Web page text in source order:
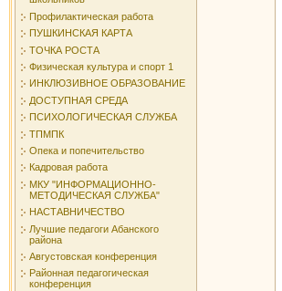
Профилактическая работа
ПУШКИНСКАЯ КАРТА
ТОЧКА РОСТА
Физическая культура и спорт 1
ИНКЛЮЗИВНОЕ ОБРАЗОВАНИЕ
ДОСТУПНАЯ СРЕДА
ПСИХОЛОГИЧЕСКАЯ СЛУЖБА
ТПМПК
Опека и попечительство
Кадровая работа
МКУ "ИНФОРМАЦИОННО-
МЕТОДИЧЕСКАЯ СЛУЖБА"
НАСТАВНИЧЕСТВО
Лучшие педагоги Абанского
района
Августовская конференция
Районная педагогическая
конференция